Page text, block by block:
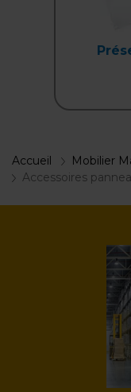
Accueil
Mobilier
Accessoires